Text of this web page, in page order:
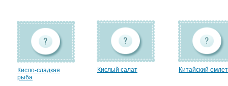
Кисло-сладкая
рыба
Кислый салат Китайский омлет